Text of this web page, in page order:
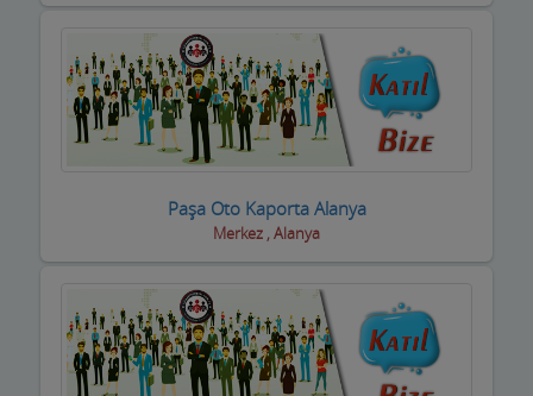
Öğrenci Yurtları
Okullar
Optik / Gözlük Firmaları
Organizasyon Hizmetleri
Organize Sanayi Bölgesi firmaları
Otel Ekipmanları
Oteller
Oto Aksesuar Firmaları
Paşa Oto Kaporta Alanya
Merkez , Alanya